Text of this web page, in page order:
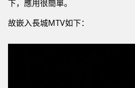
下，應用很簡單。
故嵌入長城MTV如下：